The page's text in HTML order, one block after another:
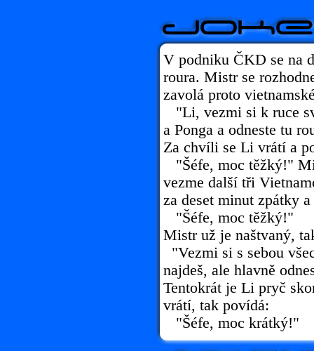
V podniku ČKD se na
roura. Mistr se
zavolá proto
"Li, vezmi si k ruce
a Ponga a odneste tu
Za chvíli se Li vrátí a
"Šéfe, moc těžký!"
vezme další tři
za deset minut zpátky
"Šéfe, moc těžký!"
Mistr už je naštvaný,
"Vezmi si s sebou
najdeš, ale hlavně
Tentokrát je Li pryč
vrátí, tak povídá:
"Šéfe, moc krátký!"